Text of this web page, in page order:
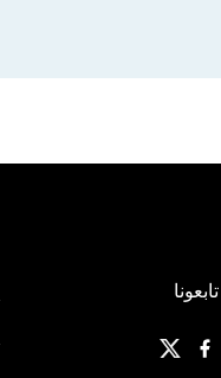
تابعونا